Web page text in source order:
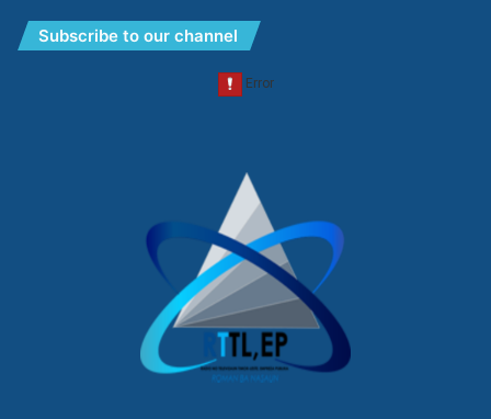
Subscribe to our channel